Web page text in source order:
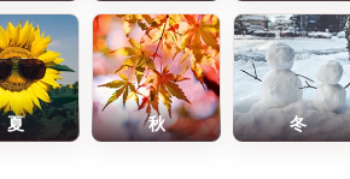
夏 秋 冬